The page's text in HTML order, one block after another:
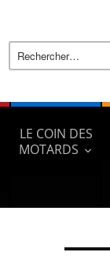
LE COIN DES
MOTARDS